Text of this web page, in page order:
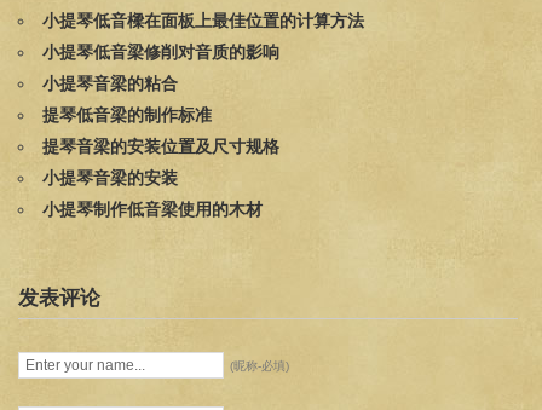
小提琴低音樑在面板上最佳位置的计算方法
小提琴低音梁修削对音质的影响
小提琴音梁的粘合
提琴低音梁的制作标准
提琴音梁的安装位置及尺寸规格
小提琴音梁的安装
小提琴制作低音梁使用的木材
发表评论
(昵称-必填)